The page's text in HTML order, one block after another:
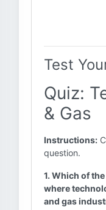
Test
Quiz:
& Gas
Instructions:
question.
1. Which of
where
and gas